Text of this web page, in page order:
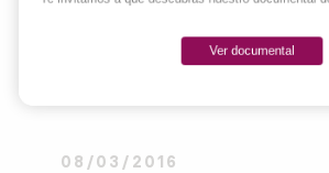
08/03/2016
Ver documental